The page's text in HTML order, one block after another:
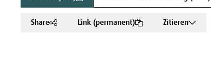
Share Link (permanent) Zitieren